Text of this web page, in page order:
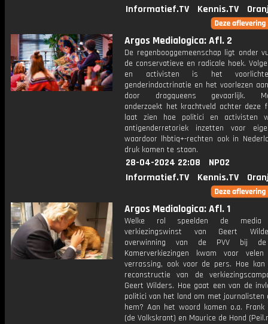
Informatief.TV
Kennis.TV
Argos Medialogica: Afl. 2
De regenbooggemeenschap ligt onder
de conservatieve en radicale hoek.
en activisten is het
genderindoctrinatie en het voorlezen
door dragqueens gevaarlijk.
onderzoekt het krachtveld achter deze
laat zien hoe politici en activisten
antigenderretoriek inzetten voor
waardoor lhbtiq+-rechten ook in
druk komen te staan.
28-04-2024 22:08
NPO2
Informatief.TV
Kennis.TV
Argos Medialogica: Afl. 1
Welke rol speelden de
verkiezingswinst van Geert
overwinning van de PVV bij
Kamerverkiezingen kwam voor
verrassing, ook voor de pers. Hoe kan
reconstructie van de
Geert Wilders. Hoe gaat een van de
politici van het land om met journalisten
hem? Aan het woord komen o.a. Frank
(de Volkskrant) en Maurice de Hond